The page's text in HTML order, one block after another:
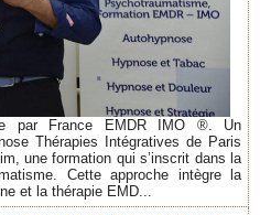
par France EMDR IMO ®. Un
Thérapies Intégratives de Paris
une formation qui s’inscrit dans la
Cette approche intègre la
et la thérapie EMD...